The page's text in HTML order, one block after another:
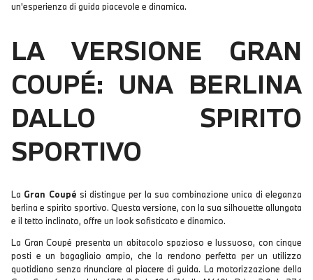
un'esperienza di guida piacevole e dinamica.
LA VERSIONE GRAN
COUPÉ: UNA BERLINA
DALLO SPIRITO
SPORTIVO
La Gran Coupé si distingue per la sua combinazione unica di eleganza
berlina e spirito sportivo. Questa versione, con la sua silhouette allungata
e il tetto inclinato, offre un look sofisticato e dinamico.
La Gran Coupé presenta un abitacolo spazioso e lussuoso, con cinque
posti e un bagagliaio ampio, che la rendono perfetta per un utilizzo
quotidiano senza rinunciare al piacere di guida. La motorizzazione della